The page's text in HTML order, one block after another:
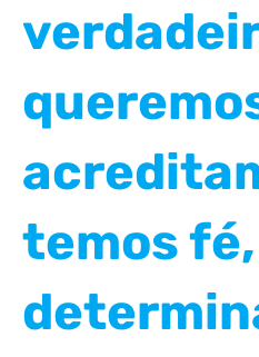
temos fé,